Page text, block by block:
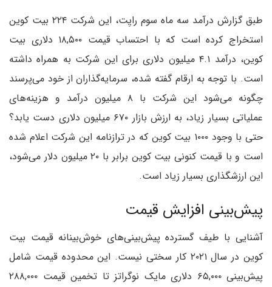
طبق گزارش درآمد سه ماه سوم رایِت، این شرکت ۲۲۴ بیت کو‌ین
استخراج کرده است که با احتساب قیمت ۱۸,۵۰۰ دلاری بیت
کوین، درآمد ۴.۱ میلیون دلاری برای این شرکت به همراه داشته
است. با توجه به ارقام گفته شده، سرمایه‌گذاران از خود می‌پرسند
چگونه می‌شود این شرکت با ۸ میلیون درآمد و هزینه‌های
عملیاتی بسیار زیاد، به ارزش بازار ۶۷۰ میلیون دلاری دست یابد؟
حتی با وجود ۱۰۰۰ بیت کوین که در ترازنامه این شرکت اعلام شده
است و با قیمت کنونی بیت کوین برابر با ۲۰ میلیون دلار می‌شود،
این ارزشگذاری بسیار زیاد است.
پیش‌بینی افزایش قیمت
آشنایی با طیف گسترده پیش‌بینی‌های خوش‌بینانه قیمت بیت
کوین در سال ۲۰۲۱ کار سختی نیست. این محدوده قیمت شامل
پیش‌بینی ۶۵,۰۰۰ دلاری مایک نوگراتز تا تخمین قیمت ۲۸۸,۰۰۰